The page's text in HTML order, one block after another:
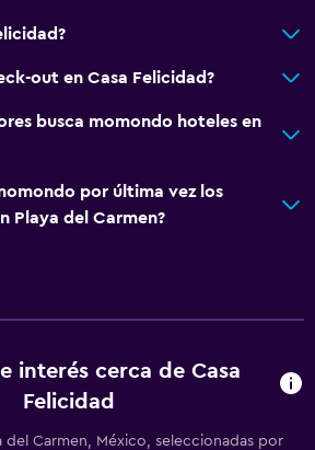
out en Casa Felicidad?
busca momondo hoteles en
por última vez los
Playa del Carmen?
interés cerca de Casa
Felicidad
del Carmen, México, seleccionadas por